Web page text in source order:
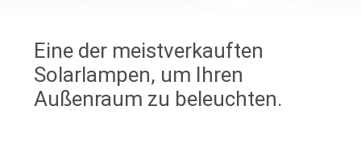
FÄLLE
FORDERN
Eine der meistverkauften
Solarlampen, um Ihren
Außenraum zu beleuchten.